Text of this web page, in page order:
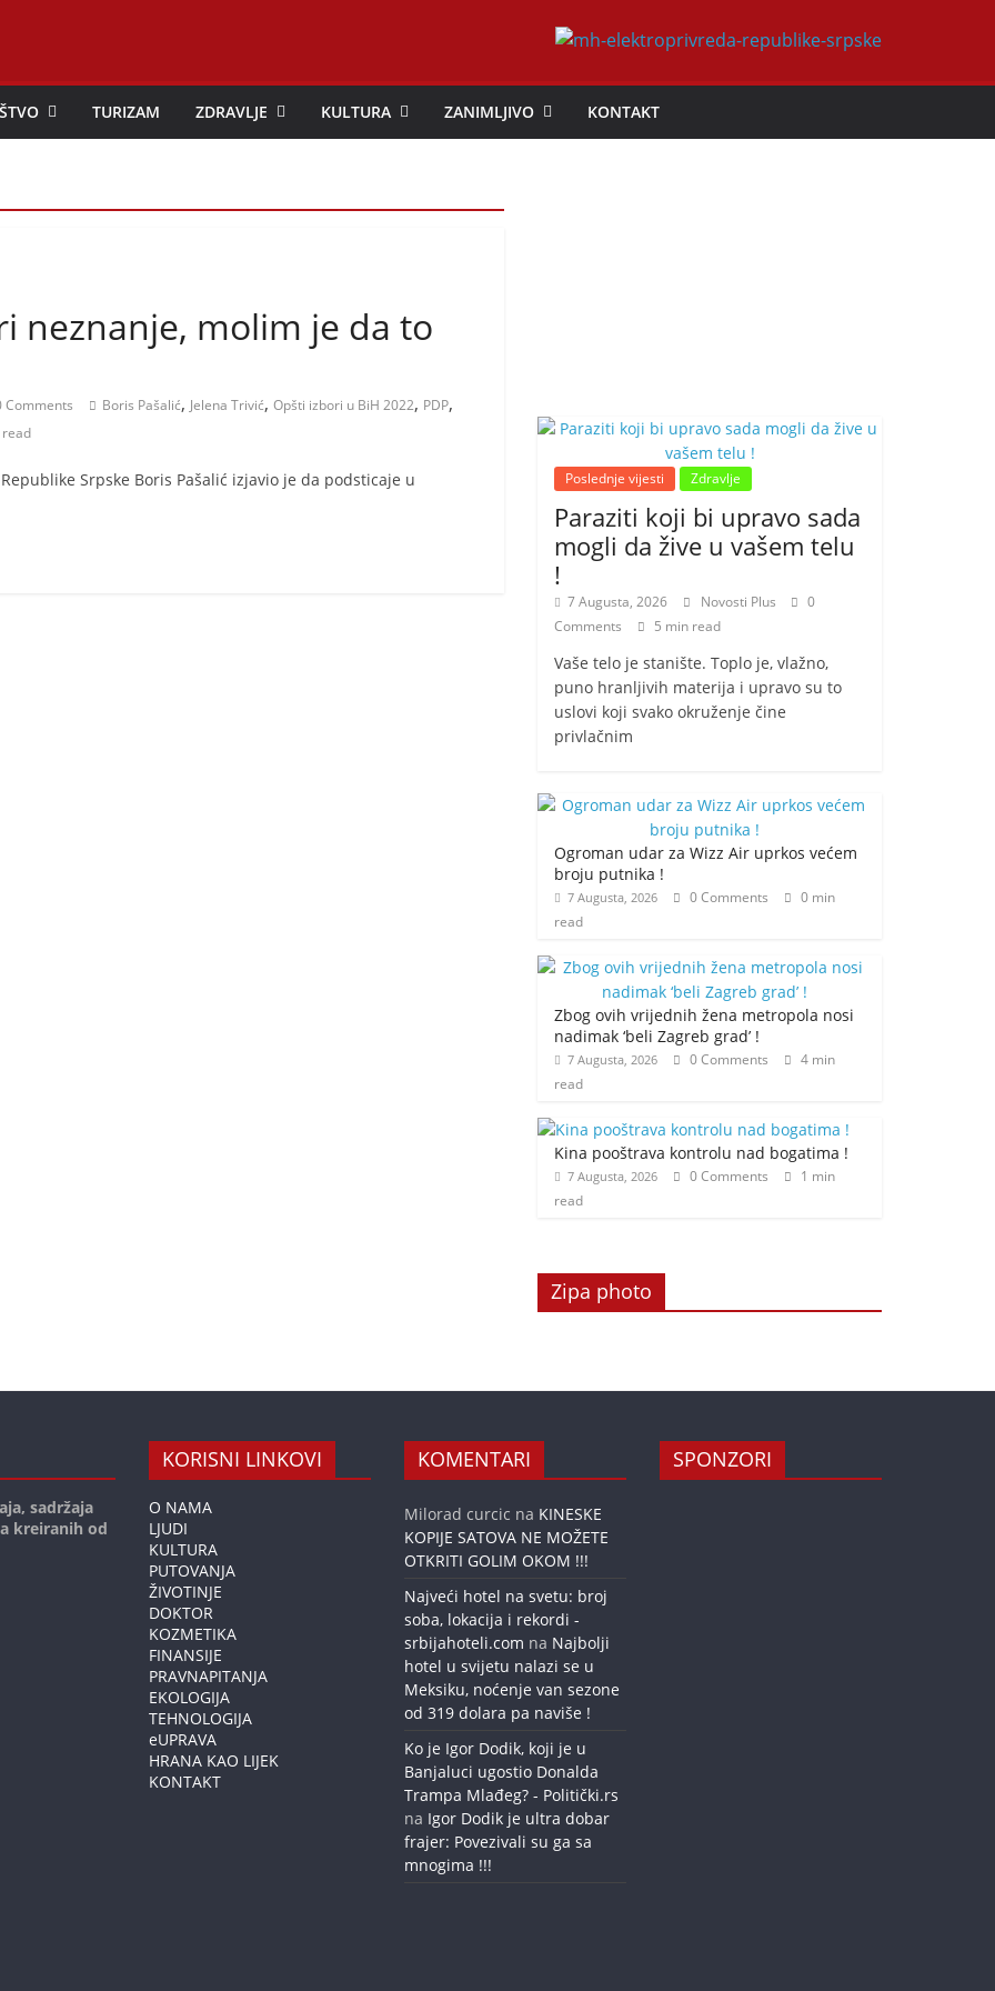
TURIZAM ZDRAVLJE KULTURA ZANIMLJIVO KONTAKT
neznanje, molim je da to
Comments Boris Pašalić, Jelena Trivić, Opšti izbori u BiH 2022, PDP,
Srpske Boris Pašalić izjavio je da podsticaje u
Poslednje vijesti Zdravlje
Paraziti koji bi upravo sada
mogli da žive u vašem telu
!
7 Augusta, 2026 Novosti Plus
0
Comments
5 min read
Vaše telo je stanište. Toplo je, vlažno,
puno hranljivih materija i upravo su to
uslovi koji svako okruženje čine
privlačnim
Ogroman udar za Wizz Air uprkos većem
broju putnika !
7 Augusta, 2026 0 Comments
0 min
read
Zbog ovih vrijednih žena metropola nosi
nadimak ‘beli Zagreb grad’ !
7 Augusta, 2026 0 Comments
4 min
read
Kina pooštrava kontrolu nad bogatima !
7 Augusta, 2026 0 Comments
1 min
read
Zipa photo
sadržaja
kreiranih od
KORISNI LINKOVI
O NAMA
LJUDI
KULTURA
PUTOVANJA
ŽIVOTINJE
DOKTOR
KOZMETIKA
FINANSIJE
PRAVNAPITANJA
EKOLOGIJA
TEHNOLOGIJA
eUPRAVA
HRANA KAO LIJEK
KONTAKT
KOMENTARI
Milorad curcic na KINESKE
KOPIJE SATOVA NE MOŽETE
OTKRITI GOLIM OKOM !!!
Najveći hotel na svetu: broj
soba, lokacija i rekordi -
srbijahoteli.com na Najbolji
hotel u svijetu nalazi se u
Meksiku, noćenje van sezone
od 319 dolara pa naviše !
Ko je Igor Dodik, koji je u
Banjaluci ugostio Donalda
Trampa Mlađeg? - Politički.rs
na Igor Dodik je ultra dobar
frajer: Povezivali su ga sa
mnogima !!!
SPONZORI